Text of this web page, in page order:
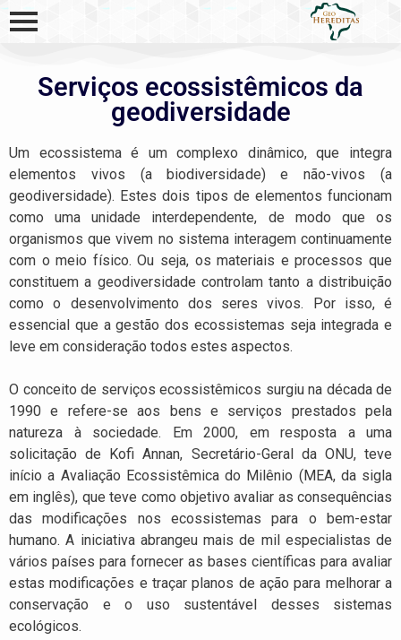
Serviços ecossistêmicos da
geodiversidade
Um ecossistema é um complexo dinâmico, que integra
elementos vivos (a biodiversidade) e não-vivos (a
geodiversidade). Estes dois tipos de elementos funcionam
como uma unidade interdependente, de modo que os
organismos que vivem no sistema interagem continuamente
com o meio físico. Ou seja, os materiais e processos que
constituem a geodiversidade controlam tanto a distribuição
como o desenvolvimento dos seres vivos. Por isso, é
essencial que a gestão dos ecossistemas seja integrada e
leve em consideração todos estes aspectos.
O conceito de serviços ecossistêmicos surgiu na década de
1990 e refere-se aos bens e serviços prestados pela
natureza à sociedade. Em 2000, em resposta a uma
solicitação de Kofi Annan, Secretário-Geral da ONU, teve
início a Avaliação Ecossistêmica do Milênio (MEA, da sigla
em inglês), que teve como objetivo avaliar as consequências
das modificações nos ecossistemas para o bem-estar
humano. A iniciativa abrangeu mais de mil especialistas de
vários países para fornecer as bases científicas para avaliar
estas modificações e traçar planos de ação para melhorar a
conservação e o uso sustentável desses sistemas
ecológicos.